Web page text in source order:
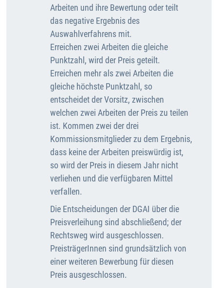
Arbeiten und ihre Bewertung oder teilt
das negative Ergebnis des
Auswahlverfahrens mit.
Erreichen zwei Arbeiten die gleiche
Punktzahl, wird der Preis geteilt.
Erreichen mehr als zwei Arbeiten die
gleiche höchste Punktzahl, so
entscheidet der Vorsitz, zwischen
welchen zwei Arbeiten der Preis zu teilen
ist. Kommen zwei der drei
Kommissionsmitglieder zu dem Ergebnis,
dass keine der Arbeiten preiswürdig ist,
so wird der Preis in diesem Jahr nicht
verliehen und die verfügbaren Mittel
verfallen.
Die Entscheidungen der DGAI über die
Preisverleihung sind abschließend; der
Rechtsweg wird ausgeschlossen.
PreisträgerInnen sind grundsätzlich von
einer weiteren Bewerbung für diesen
Preis ausgeschlossen.